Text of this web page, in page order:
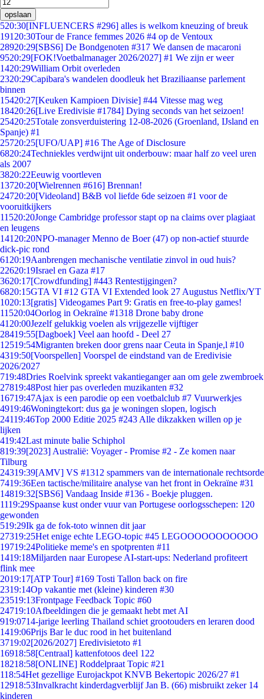
opslaan
520:30[INFLUENCERS #296] alles is welkom kneuzing of breuk
191 20:30Tour de France femmes 2026 #4 op de Ventoux
28920:29[SBS6] De Bondgenoten #317 We dansen de macaroni
9520:29[FOK!Voetbalmanager 2026/2027] #1 We zijn er weer
1420:29William Orbit overleden
2320:29Capibara's wandelen doodleuk het Braziliaanse parlement
binnen
15420:27[Keuken Kampioen Divisie] #44 Vitesse mag weg
18420:26[Live Eredivisie #1784] Dying seconds van het seizoen!
25420:25Totale zonsverduistering 12-08-2026 (Groenland, IJsland en
Spanje) #1
25720:25[UFO/UAP] #16 The Age of Disclosure
6820:24Techniekles verdwijnt uit onderbouw: maar half zo veel uren
als 2007
3820:22Eeuwig voortleven
13720:20[Wielrennen #616] Brennan!
24720:20[Videoland] B&B vol liefde 6de seizoen #1 voor de
vooruitkijkers
11520:20Jonge Cambridge professor stapt op na claims over plagiaat
en leugens
141 20:20NPO-manager Menno de Boer (47) op non-actief stuurde
dick-pic rond
61 20:19Aanbrengen mechanische ventilatie zinvol in oud huis?
22620:19Israel en Gaza #17
3620:17[Crowdfunding] #443 Rentestijgingen?
6820:15GTA VI #12 GTA VI Extended look 27 Augustus Netflix/YT
1020:13[gratis] Videogames Part 9: Gratis en free-to-play games!
11520:04Oorlog in Oekraïne #1318 Drone baby drone
41 20:00Jezelf gelukkig voelen als vrijgezelle vijftiger
28419:55[Dagboek] Veel aan hoofd - Deel 27
12519:54Migranten breken door grens naar Ceuta in Spanje,l #10
4319:50[Voorspellen] Voorspel de eindstand van de Eredivisie
2026/2027
719:48Dries Roelvink spreekt vakantieganger aan om gele zwembroek
27819:48Post hier pas overleden muzikanten #32
16719:47Ajax is een parodie op een voetbalclub #7 Vuurwerkjes
4919:46Woningtekort: dus ga je woningen slopen, logisch
24119:46Top 2000 Editie 2025 #243 Alle dikzakken willen op je
lijken
419:42Last minute balie Schiphol
819:39[2023] Australië: Voyager - Promise #2 - Ze komen naar
Tilburg
24319:39[AMV] VS #1312 spammers van de internationale rechtsorde
7419:36Een tactische/militaire analyse van het front in Oekraïne #31
14819:32[SBS6] Vandaag Inside #136 - Boekje pluggen.
1119:29Spaanse kust onder vuur van Portugese oorlogsschepen: 120
gewonden
519:29Ik ga de fok-toto winnen dit jaar
27319:25Het enige echte LEGO-topic #45 LEGOOOOOOOOOOO
19719:24Politieke meme's en spotprenten #11
1419:18Miljarden naar Europese AI-start-ups: Nederland profiteert
flink mee
2019:17[ATP Tour] #169 Tosti Tallon back on fire
2319:14Op vakantie met (kleine) kinderen #30
23519:13Frontpage Feedback Topic #60
24719:10Afbeeldingen die je gemaakt hebt met AI
919:0714-jarige leerling Thailand schiet grootouders en leraren dood
1419:06Prijs Bar le duc rood in het buitenland
3719:02[2026/2027] Eredivisietoto #1
16918:58[Centraal] kattenfotoos deel 122
18218:58[ONLINE] Roddelpraat Topic #21
118:54Het gezellige Eurojackpot KNVB Bekertopic 2026/27 #1
12918:53Invalkracht kinderdagverblijf Jan B. (66) misbruikt zeker 14
kinderen